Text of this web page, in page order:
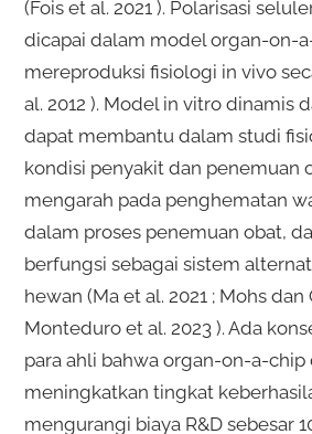
(Fois et al. 2021 ). Polarisasi
dicapai dalam model organ-on-
mereproduksi fisiologi in vivo
al. 2012 ). Model in vitro dinamis
dapat membantu dalam studi
kondisi penyakit dan penemuan
mengarah pada penghematan
dalam proses penemuan obat,
berfungsi sebagai sistem
hewan (Ma et al. 2021 ; Mohs dan
Monteduro et al. 2023 ). Ada
para ahli bahwa organ-on-a-chip
meningkatkan tingkat
mengurangi biaya R&D sebesar